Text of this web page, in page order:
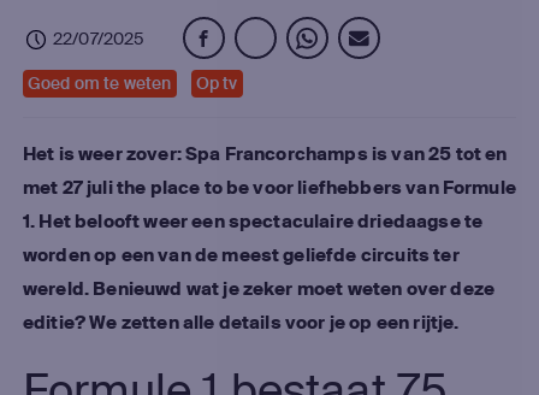
22/07/2025
Goed om te weten Op tv
Het is weer zover: Spa Francorchamps is van 25 tot en
met 27 juli the place to be voor liefhebbers van Formule
1. Het belooft weer een spectaculaire driedaagse te
worden op een van de meest geliefde circuits ter
wereld. Benieuwd wat je zeker moet weten over deze
editie? We zetten alle details voor je op een rijtje.